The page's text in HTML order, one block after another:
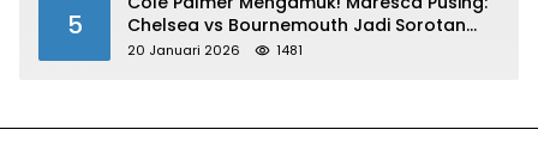
5
Chelsea vs Bournemouth Jadi Sorotan
Utama
20 Januari 2026 1481